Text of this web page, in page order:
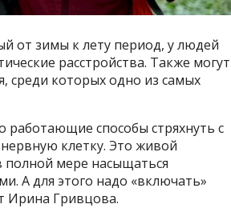
от зимы к лету период, у людей
расстройства. Также могут
среди которых одно из самых
работающие способы стряхнуть с
клетку. Это живой
полной мере насыщаться
А для этого надо «включать»
Ирина Гривцова.